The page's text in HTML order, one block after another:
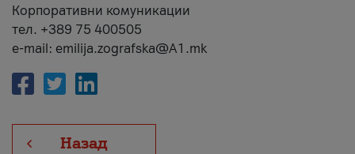
Корпоративни комуникации
тел. +389 75 400505
e-mail: emilija.zografska@A1.mk
Назад